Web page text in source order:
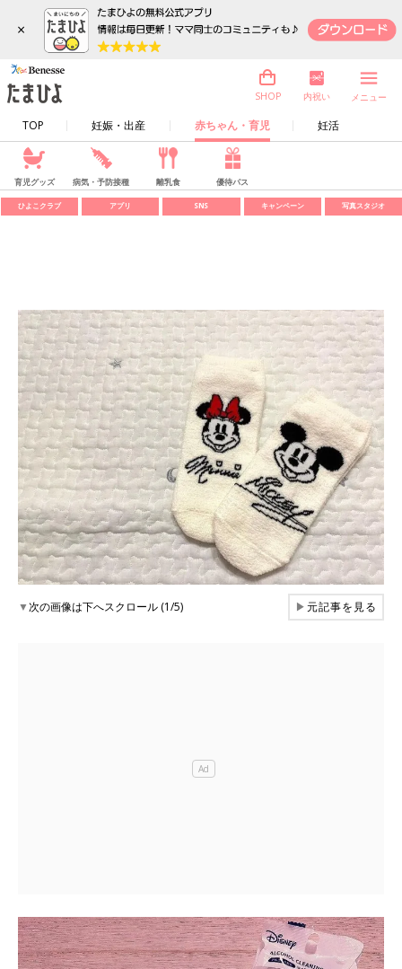
×
TOP 妊娠・出産 赤ちゃん・育児 妊活
SHOP 内祝い メニュー
育児グッズ 病気・予防接種 離乳食 優待パス
ひよこクラブ アプリ SNS キャンペーン 写真スタジオ
▼次の画像は下へスクロール (1/5) ▶元記事を見る